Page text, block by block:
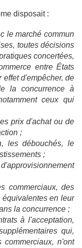
disposait :
le marché commun
toutes décisions
concertées,
entre États
effet d'empêcher, de
la concurrence à
ceux qui
prix d'achat ou de
;
les débouchés, le
;
commerciaux, des
en leur
la concurrence ;
à l'acceptation,
qui,
n'ont